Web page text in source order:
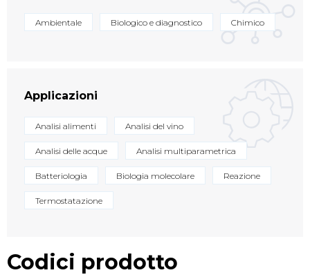
Ambientale Biologico e diagnostico Chimico
Applicazioni
Analisi alimenti Analisi del vino
Analisi delle acque Analisi multiparametrica
Batteriologia Biologia molecolare Reazione
Termostatazione
Codici prodotto